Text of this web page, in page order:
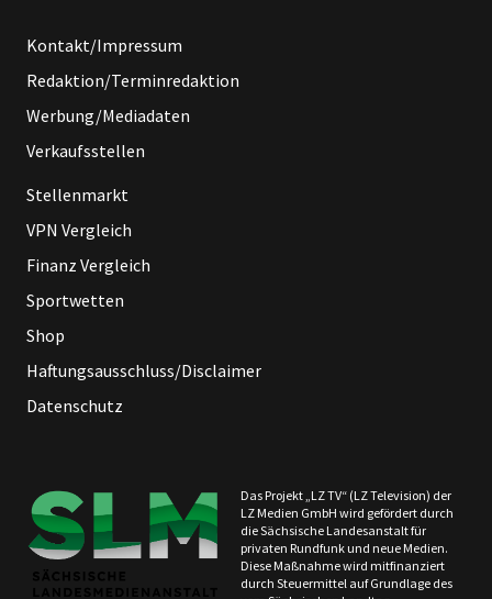
Kontakt/Impressum
Redaktion/Terminredaktion
Werbung/Mediadaten
Verkaufsstellen
Stellenmarkt
VPN Vergleich
Finanz Vergleich
Sportwetten
Shop
Haftungsausschluss/Disclaimer
Datenschutz
Das Projekt „LZ TV“ (LZ Television) der
LZ Medien GmbH wird gefördert durch
die Sächsische Landesanstalt für
privaten Rundfunk und neue Medien.
Diese Maßnahme wird mitfinanziert
durch Steuermittel auf Grundlage des